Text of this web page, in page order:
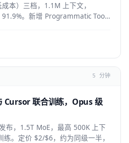
本）三档，1.1M 上下文，
。新增 Programmatic Tool
5 分钟
Cursor 联合训练，Opus 级
布，1.5T MoE，最高 500K 上下
。定价 $2/$6，约为同级一半，